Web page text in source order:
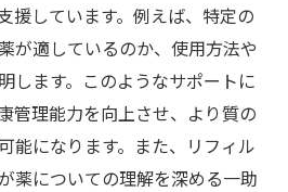
援しています。例えば、特定の
が適しているのか、使用方法や
します。このようなサポートに
管理能力を向上させ、より質の
能になります。また、リフィル
薬についての理解を深める一助